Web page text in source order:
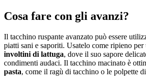
Cosa fare con gli avanzi?
Il tacchino ruspante avanzato può essere
piatti sani e saporiti. Usatelo come ripieno per
involtini di lattuga, dove il suo sapore
condimenti audaci. Il tacchino macinato è
pasta, come il ragù di tacchino o le polpette